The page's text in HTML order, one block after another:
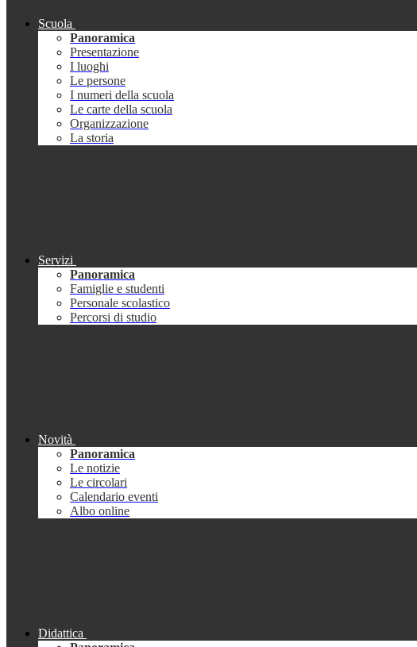
Scuola
Panoramica
Presentazione
I luoghi
Le persone
I numeri della scuola
Le carte della scuola
Organizzazione
La storia
Servizi
Panoramica
Famiglie e studenti
Personale scolastico
Percorsi di studio
Novità
Panoramica
Le notizie
Le circolari
Calendario eventi
Albo online
Didattica